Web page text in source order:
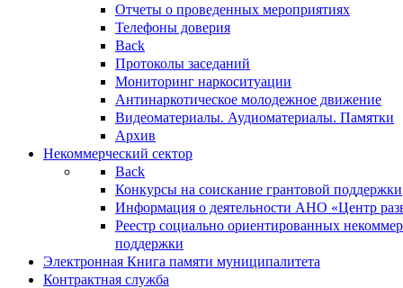
Отчеты о проведенных мероприятиях
Телефоны доверия
Back
Протоколы заседаний
Мониторинг наркоситуации
Антинаркотическое молодежное движение
Видеоматериалы. Аудиоматериалы. Памятки
Архив
Некоммерческий сектор
Back
Конкурсы на соискание грантовой поддержки
Информация о деятельности АНО «Центр
Реестр социально ориентированных
поддержки
Электронная Книга памяти муниципалитета
Контрактная служба